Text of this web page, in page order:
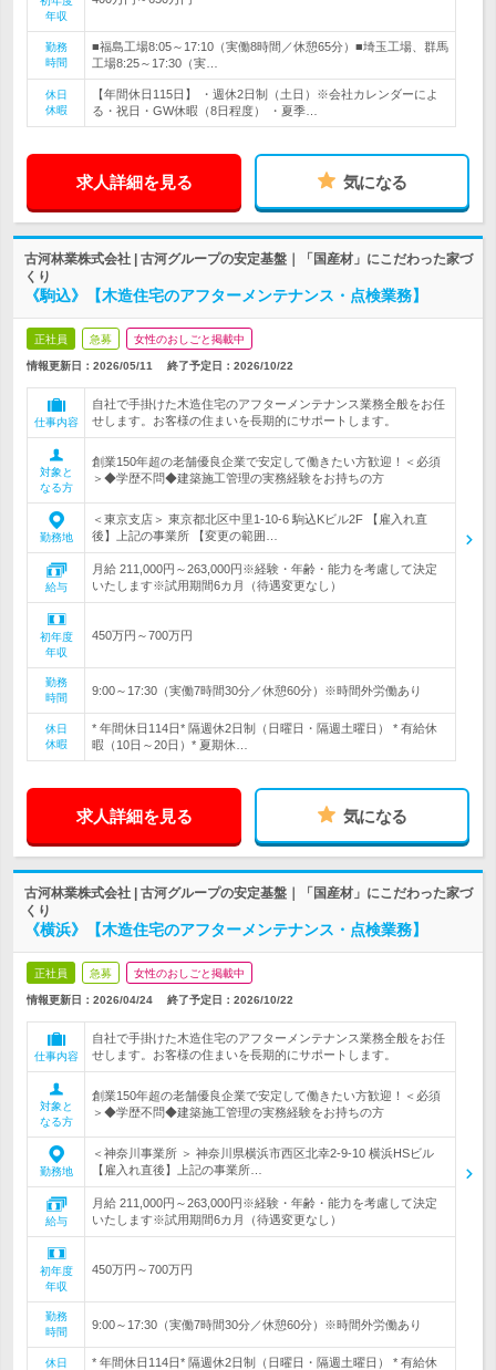
年収
勤務
時間
■福島工場8:05～17:10（実働8時間／休憩65分）■埼玉工場、群馬
工場8:25～17:30（実…
休日
休暇
【年間休日115日】 ・週休2日制（土日）※会社カレンダーによ
る・祝日・GW休暇（8日程度） ・夏季…
求人詳細を見る 気になる
古河林業株式会社 | 古河グループの安定基盤｜「国産材」にこだわった家づ
くり
《駒込》【木造住宅のアフターメンテナンス・点検業務】
正社員 急募 女性のおしごと掲載中
情報更新日：2026/05/11 終了予定日： 2026/10/22
仕事内容
自社で手掛けた木造住宅のアフターメンテナンス業務全般をお任
せします。お客様の住まいを長期的にサポートします。
対象と
なる方
創業150年超の老舗優良企業で安定して働きたい方歓迎！＜必須
＞◆学歴不問◆建築施工管理の実務経験をお持ちの方
勤務地
＜東京支店＞ 東京都北区中里1-10-6 駒込Kビル2F 【雇入れ直
後】上記の事業所 【変更の範囲…
給与
月給 211,000円～263,000円※経験・年齢・能力を考慮して決定
いたします※試用期間6カ月（待遇変更なし）
初年度
年収
450万円～700万円
勤務
時間
9:00～17:30（実働7時間30分／休憩60分）※時間外労働あり
休日
休暇
* 年間休日114日* 隔週休2日制（日曜日・隔週土曜日） * 有給休
暇（10日～20日）* 夏期休…
求人詳細を見る 気になる
古河林業株式会社 | 古河グループの安定基盤｜「国産材」にこだわった家づ
くり
《横浜》【木造住宅のアフターメンテナンス・点検業務】
正社員 急募 女性のおしごと掲載中
情報更新日：2026/04/24 終了予定日： 2026/10/22
仕事内容
自社で手掛けた木造住宅のアフターメンテナンス業務全般をお任
せします。お客様の住まいを長期的にサポートします。
対象と
なる方
創業150年超の老舗優良企業で安定して働きたい方歓迎！＜必須
＞◆学歴不問◆建築施工管理の実務経験をお持ちの方
勤務地
＜神奈川事業所 ＞ 神奈川県横浜市西区北幸2-9-10 横浜HSビル
【雇入れ直後】上記の事業所…
給与
月給 211,000円～263,000円※経験・年齢・能力を考慮して決定
いたします※試用期間6カ月（待遇変更なし）
初年度
年収
450万円～700万円
勤務
時間
9:00～17:30（実働7時間30分／休憩60分）※時間外労働あり
休日
* 年間休日114日* 隔週休2日制（日曜日・隔週土曜日） * 有給休